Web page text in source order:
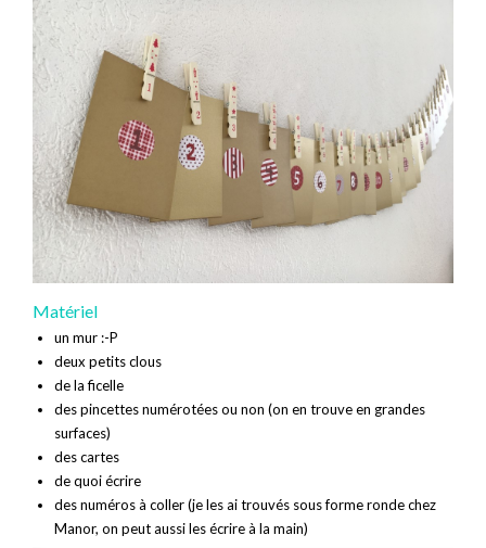
Matériel
un mur :-P
deux petits clous
de la ficelle
des pincettes numérotées ou non (on en trouve en grandes
surfaces)
des cartes
de quoi écrire
des numéros à coller (je les ai trouvés sous forme ronde chez
Manor, on peut aussi les écrire à la main)